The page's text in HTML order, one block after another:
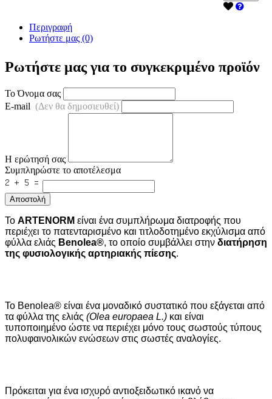
Περιγραφή
Ρωτήστε μας (0)
Ρωτήστε μας για το συγκεκριμένο προϊόν
Το Όνομα σας
E-mail (Δεν θα δημοσιευθεί)
Η ερώτησή σας
Συμπληρώστε το αποτέλεσμα
Αποστολή
Το ARTENORM είναι ένα συμπλήρωμα διατροφής που
περιέχει το πατενταρισμένο και τιτλοδοτημένο εκχύλισμα από
φύλλα ελιάς Benolea®, το οποίο συμβάλλει στην διατήρηση
της φυσιολογικής αρτηριακής πίεσης.
Το Benolea® είναι ένα μοναδικό συστατικό που εξάγεται από
τα φύλλα της ελιάς (Olea europaea L.) και είναι
τυποποιημένο ώστε να περιέχει μόνο τους σωστούς τύπους
πολυφαινολικών ενώσεων στις σωστές αναλογίες.
Πρόκειται για ένα ισχυρό αντιοξειδωτικό ικανό να